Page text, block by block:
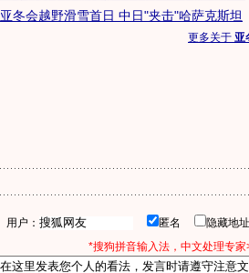
亚冬会越野滑雪首日 中日"夹击"哈萨克斯坦
更多关于 亚
用户： 匿名 隐藏地
*搜狗拼音输入法，中文处理专家